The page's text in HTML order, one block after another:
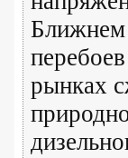
Ближнем
рынках